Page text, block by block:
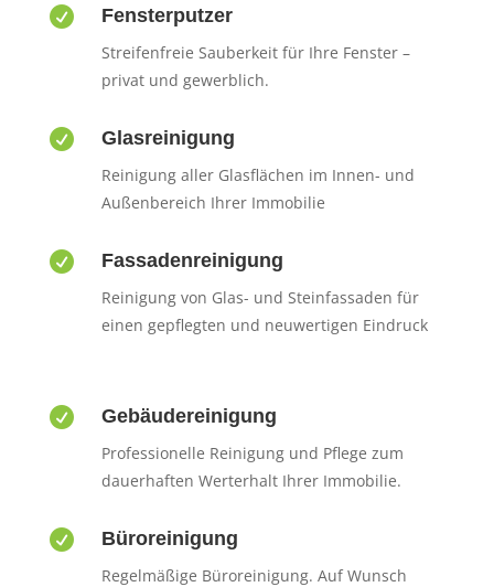
 Fensterputzer
Streifenfreie Sauberkeit für Ihre Fenster –
privat und gewerblich.
 Glasreinigung
Reinigung aller Glasflächen im Innen- und
Außenbereich Ihrer Immobilie
 Fassadenreinigung
Reinigung von Glas- und Steinfassaden für
einen gepflegten und neuwertigen Eindruck
 Gebäudereinigung
Professionelle Reinigung und Pflege zum
dauerhaften Werterhalt Ihrer Immobilie.
 Büroreinigung
Regelmäßige Büroreinigung. Auf Wunsch